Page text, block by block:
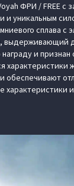
ФРИ / FREE с
и уникальным
сплава с
выдерживающий
и
обеспечивают
характеристики